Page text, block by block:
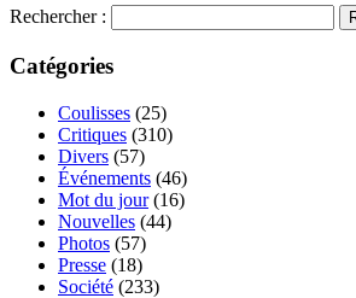
Rechercher :
Catégories
Coulisses (25)
Critiques (310)
Divers (57)
Événements (46)
Mot du jour(16)
Nouvelles (44)
Photos (57)
Presse (18)
Société (233)